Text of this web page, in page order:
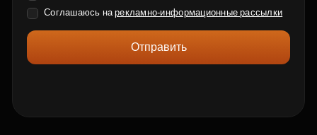
Соглашаюсь нарекламно-информационные рассылки
Отправить